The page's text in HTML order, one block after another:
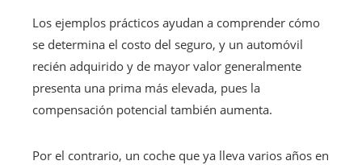
Los ejemplos prácticos ayudan a comprender cómo
se determina el costo del seguro, y un automóvil
recién adquirido y de mayor valor generalmente
presenta una prima más elevada, pues la
compensación potencial también aumenta.
Por el contrario, un coche que ya lleva varios años en